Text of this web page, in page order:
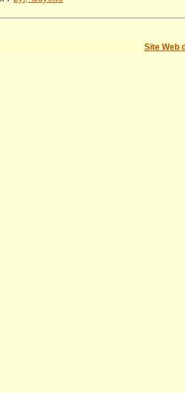
Site Web